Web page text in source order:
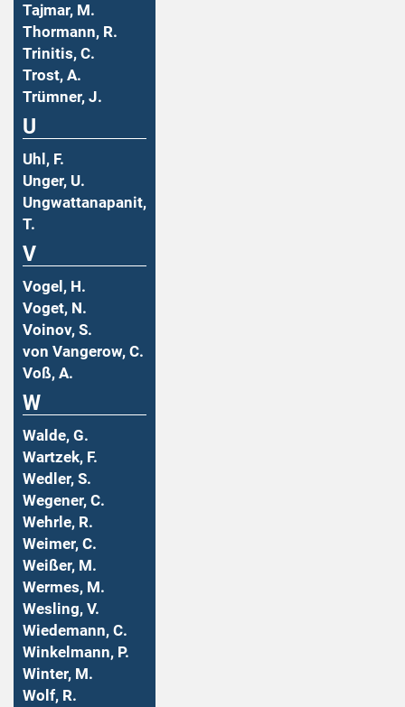
Tajmar, M.
Thormann, R.
Trinitis, C.
Trost, A.
Trümner, J.
U
Uhl, F.
Unger, U.
Ungwattanapanit,
T.
V
Vogel, H.
Voget, N.
Voinov, S.
von Vangerow, C.
Voß, A.
W
Walde, G.
Wartzek, F.
Wedler, S.
Wegener, C.
Wehrle, R.
Weimer, C.
Weißer, M.
Wermes, M.
Wesling, V.
Wiedemann, C.
Winkelmann, P.
Winter, M.
Wolf, R.